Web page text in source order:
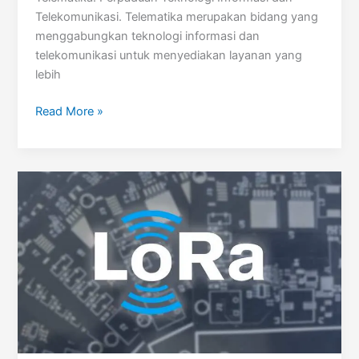
Telekomunikasi. Telematika merupakan bidang yang
menggabungkan teknologi informasi dan
telekomunikasi untuk menyediakan layanan yang
lebih
Telematika
Read More »